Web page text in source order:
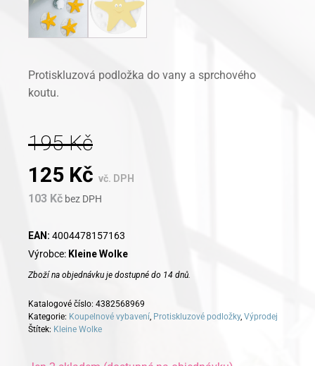
Protiskluzová podložka do vany a sprchového
koutu.
195Kč
Original
price
was:
195 Kč.
125 Kč Current
price
is:
125 Kč.
vč. DPH
103 Kč bez DPH
EAN: 4004478157163
Výrobce: Kleine Wolke
Zboží na objednávku je dostupné do 14 dnů.
Katalogové číslo: 4382568969
Kategorie: Koupelnové vybavení Protiskluzové podložky, Výprodej
Štítek: Kleine Wolke